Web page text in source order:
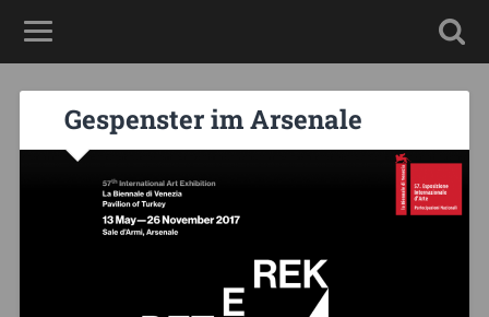
Gespenster im Arsenale